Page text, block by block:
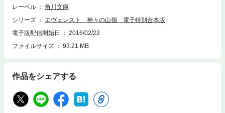
レーベル
角川文庫
シリーズ
エヴェレスト 神々の山嶺 電子特別合本版
電子版配信開始日
2016/02/22
ファイルサイズ
93.21 MB
作品をシェアする